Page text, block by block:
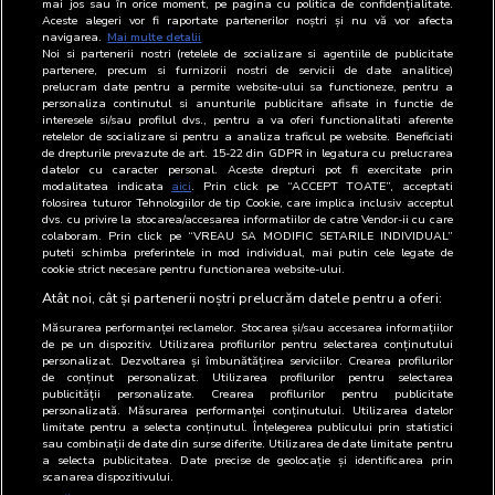
%DURATĂ TOTAL
# Perioada Start vizualizare (minim 0,1%)
1 27 Iulie 2026 - 02 August 2026 1.916
2 20 Iulie 2026 - 26 Iulie 2026 4.003
13 Iulie 2026 - 19 Iulie 2026 6.026
4 06 Iulie 2026 - 12 Iulie 2026 2.143
mai jos sau în orice moment, pe pagina cu politica de confidențialitate.
Aceste alegeri vor fi raportate partenerilor noștri și nu vă vor afecta
navigarea. Mai multe detalii
Noi si partenerii nostri (retelele de socializare si agentiile de publicitate
partenere, precum si furnizorii nostri de servicii de date analitice)
prelucram date pentru a permite website-ului sa functioneze, pentru a
personaliza continutul si anunturile publicitare afisate in functie de
interesele si/sau profilul dvs., pentru a va oferi functionalitati aferente
retelelor de socializare si pentru a analiza traficul pe website. Beneficiati
de drepturile prevazute de art. 15-22 din GDPR in legatura cu prelucrarea
datelor cu caracter personal. Aceste drepturi pot fi exercitate prin
modalitatea indicata aici. Prin click pe “ACCEPT TOATE”, acceptati
folosirea tuturor Tehnologiilor de tip Cookie, care implica inclusiv acceptul
dvs. cu privire la stocarea/accesarea informatiilor de catre Vendor-ii cu care
colaboram. Prin click pe “VREAU SA MODIFIC SETARILE INDIVIDUAL”
puteti schimba preferintele in mod individual, mai putin cele legate de
cookie strict necesare pentru functionarea website-ului.
Atât noi, cât și partenerii noștri prelucrăm datele pentru a oferi:
Măsurarea performanței reclamelor. Stocarea și/sau accesarea informațiilor
de pe un dispozitiv. Utilizarea profilurilor pentru selectarea conținutului
personalizat. Dezvoltarea și îmbunătățirea serviciilor. Crearea profilurilor
de conținut personalizat. Utilizarea profilurilor pentru selectarea
publicității personalizate. Crearea profilurilor pentru publicitate
personalizată. Măsurarea performanței conținutului. Utilizarea datelor
limitate pentru a selecta conținutul. Înțelegerea publicului prin statistici
sau combinații de date din surse diferite. Utilizarea de date limitate pentru
a selecta publicitatea. Date precise de geolocație și identificarea prin
scanarea dispozitivului.